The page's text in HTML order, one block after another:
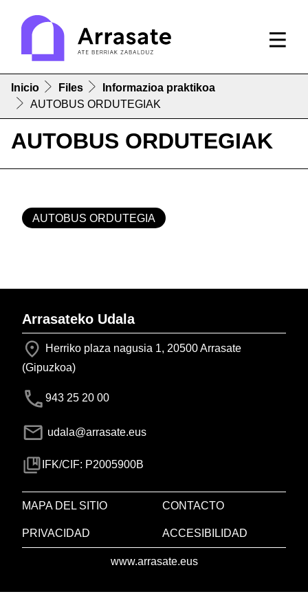
Inicio Files
Informazioa praktikoa
AUTOBUS ORDUTEGIAK
AUTOBUS ORDUTEGIAK
AUTOBUS ORDUTEGIA
Arrasateko Udala
Herriko plaza nagusia 1, 20500 Arrasate
(Gipuzkoa)
943 25 20 00
udala@arrasate.eus
IFK/CIF: P2005900B
MAPA DEL SITIO CONTACTO
PRIVACIDAD ACCESIBILIDAD
www.arrasate.eus